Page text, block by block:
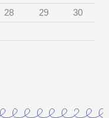
28 29
30